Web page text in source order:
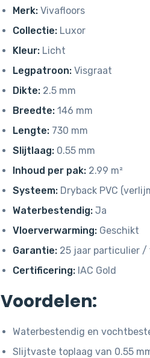
Merk: Vivafloors
Collectie: Luxor
Kleur: Licht
Legpatroon: Visgraat
Dikte: 2.5 mm
Breedte: 146 mm
Lengte: 730 mm
Slijtlaag: 0.55 mm
Inhoud per pak: 2.99 m²
Systeem: Dryback PVC
Waterbestendig: Ja
Vloerverwarming: Geschikt
Garantie: 25 jaar particulier /
Certificering: IAC Gold
Voordelen:
Waterbestendig en
Slijtvaste toplaag van 0.55